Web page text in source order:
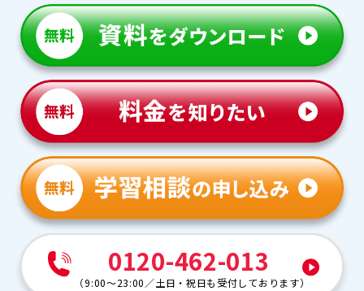
0120-462-013
（9:00～23:00 ／土日・祝日も受付しております）